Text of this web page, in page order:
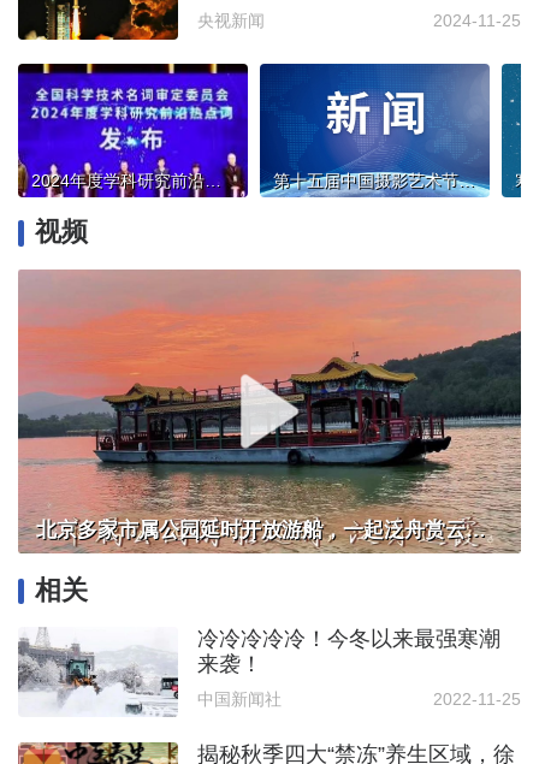
央视新闻 2024-11-25
2024年度学科研究前沿热点词发布 第十五届中国摄影艺术节在三门峡开幕
视频
北京多家市属公园延时开放游船，一起泛舟赏云霞！
相关
冷冷冷冷冷！今冬以来最强寒潮
来袭！
中国新闻社 2022-11-25
揭秘秋季四大“禁冻”养生区域，徐